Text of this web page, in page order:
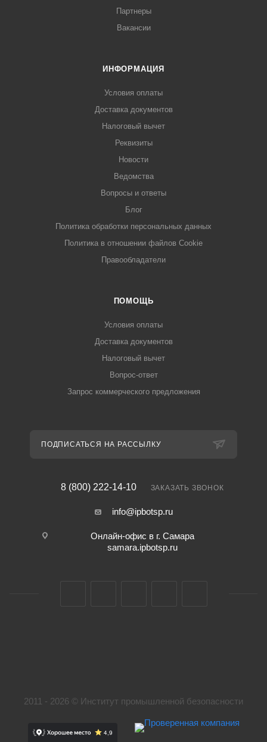
Партнеры
Вакансии
ИНФОРМАЦИЯ
Условия оплаты
Доставка документов
Налоговый вычет
Реквизиты
Новости
Ведомства
Вопросы и ответы
Блог
Политика обработки персональных данных
Политика в отношении файлов Cookie
Правообладатели
ПОМОЩЬ
Условия оплаты
Доставка документов
Налоговый вычет
Вопрос-ответ
Запрос коммерческого предложения
ПОДПИСАТЬСЯ НА РАССЫЛКУ
8 (800) 222-14-10 ЗАКАЗАТЬ ЗВОНОК
info@ipbotsp.ru
Онлайн-офис в г. Самара
samara.ipbotsp.ru
2011 - 2026 © Институт промышленной безопасности